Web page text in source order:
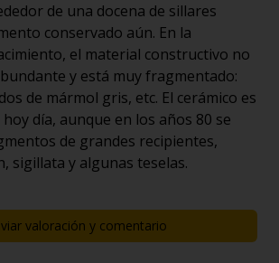
de una docena de sillares
conservado aún. En la
el material constructivo no
y está muy fragmentado:
de mármol gris, etc. El cerámico es
día, aunque en los años 80 se
de grandes recipientes,
sigillata y algunas teselas.
valoración y comentario